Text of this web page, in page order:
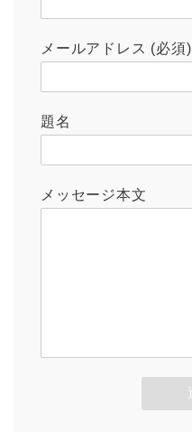
メールアドレス (必須)
題名
メッセージ本文